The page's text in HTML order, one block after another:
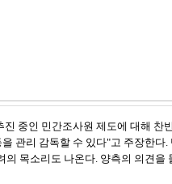
중인 민간조사원 제도에 대해 찬
관리 감독할 수 있다"고 주장한
목소리도 나온다. 양측의 의견을